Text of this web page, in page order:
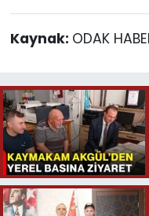
Kaynak: ODAK